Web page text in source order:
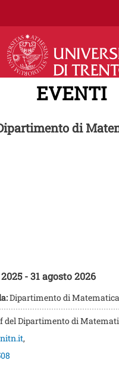
Salta al
EVENTI
di
-31 agosto 2026
Dipartimento di Matematica
del Dipartimento di
,